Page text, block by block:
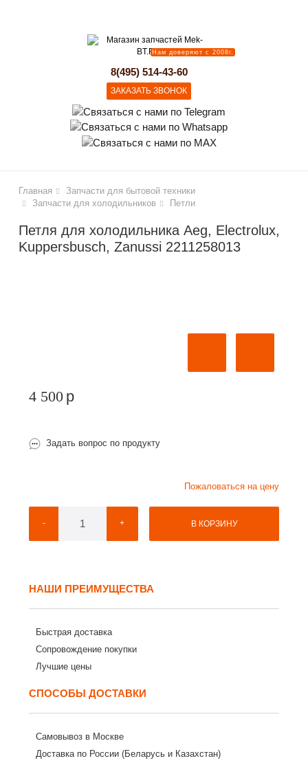
Нам доверяют с 2008г.
8(495) 514-43-60
ЗАКАЗАТЬ ЗВОНОК
Главная
Запчасти для бытовой техники
Запчасти для холодильников
Петли
Петля для холодильника Aeg, Electrolux,
Kuppersbusch, Zanussi 2211258013
4 500 p
Задать вопрос по продукту
Пожаловаться на цену
- + В КОРЗИНУ
НАШИ ПРЕИМУЩЕСТВА
Быстрая доставка
Сопровождение покупки
Лучшие цены
СПОСОБЫ ДОСТАВКИ
Самовывоз в Москве
Доставка по России (Беларусь и Казахстан)